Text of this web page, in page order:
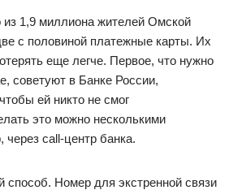
из 1,9 миллиона жителей Омской
с половиной платежные карты. Их
еще легче. Первое, что нужно
советуют в Банке России,
ей никто не смог
это можно несколькими
call-центр банка.
Номер для экстренной связи